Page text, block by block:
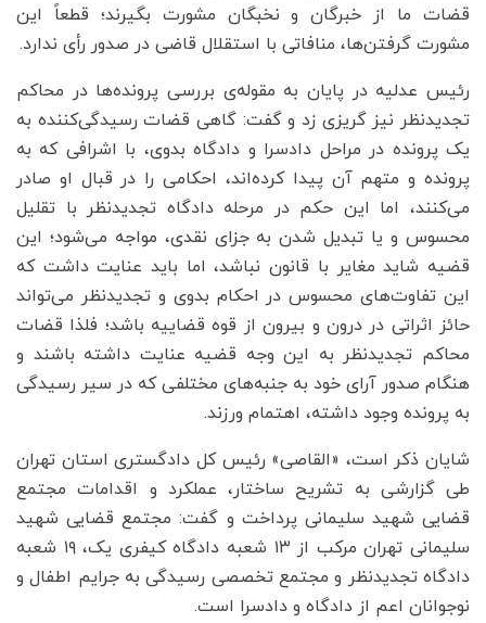
قضات ما از خبرگان و نخبگان مشورت بگیرند؛ قطعاً این
مشورت گرفتن‌ها، منافاتی با استقلال قاضی در صدور رأی ندارد.
رئیس عدلیه در پایان به مقوله‌ی بررسی پرونده‌ها در محاکم
تجدیدنظر نیز گریزی زد و گفت: گاهی قضات رسیدگی‌کننده به
یک پرونده در مراحل دادسرا و دادگاه بدوی، با اشرافی که به
پرونده و متهم آن پیدا کرده‌اند، احکامی را در قبال او صادر
می‌کنند، اما این حکم در مرحله دادگاه تجدیدنظر با تقلیل
محسوس و یا تبدیل شدن به جزای نقدی، مواجه می‌شود؛ این
قضیه شاید مغایر با قانون نباشد، اما باید عنایت داشت که
این تفاوت‌های محسوس در احکام بدوی و تجدیدنظر می‌تواند
حائز اثراتی در درون و بیرون از قوه قضاییه باشد؛ فلذا قضات
محاکم تجدیدنظر به این وجه قضیه عنایت داشته باشند و
هنگام صدور آرای خود به جنبه‌های مختلفی که در سیر رسیدگی
به پرونده وجود داشته، اهتمام ورزند.
شایان ذکر است، «القاصی» رئیس کل دادگستری استان تهران
طی گزارشی به تشریح ساختار، عملکرد و اقدامات مجتمع
قضایی شهید سلیمانی پرداخت و گفت: مجتمع قضایی شهید
سلیمانی تهران مرکب از ۱۳ شعبه دادگاه کیفری یک، ۱۹ شعبه
دادگاه تجدیدنظر و مجتمع تخصصی رسیدگی به جرایم اطفال و
نوجوانان اعم از دادگاه و دادسرا است.